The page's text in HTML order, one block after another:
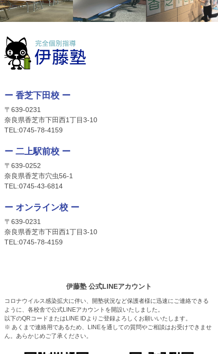
ー 香芝下田校 ー
〒639-0231
奈良県香芝市下田西1丁目3-10
TEL:0745-78-4159
ー 二上駅前校 ー
〒639-0252
奈良県香芝市穴虫56-1
TEL:0745-43-6814
ー オンライン校 ー
〒639-0231
奈良県香芝市下田西1丁目3-10
TEL:0745-78-4159
伊藤塾 公式LINEアカウント
コロナウイルス感染拡大に伴い、開塾状況など保護者様に迅速にご連絡できる
ように、各校舎で公式LINEアカウントを開設いたしました。
以下のQRコードまたはLINE IDよりご登録よろしくお願いいたします。
※ あくまで連絡用であるため、LINEを通しての質問やご相談はお受けできませ
ん。あらかじめご了承ください。